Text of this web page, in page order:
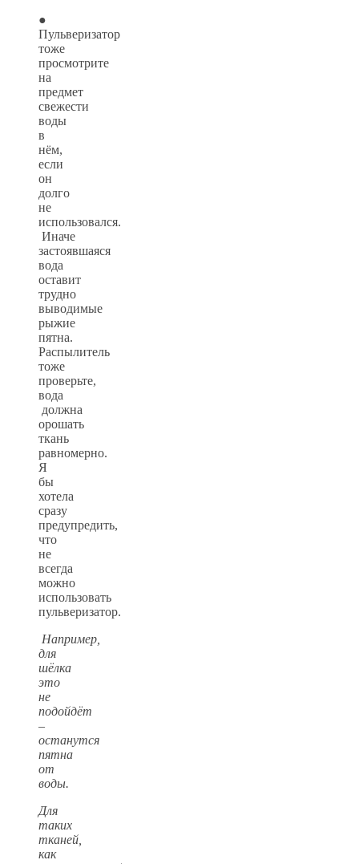
●
Пульверизатор
тоже
просмотрите
на
предмет
свежести
воды
в
нём,
если
он
долго
не
использовался.
Иначе
застоявшаяся
вода
оставит
трудно
выводимые
рыжие
пятна.
Распылитель
тоже
проверьте,
вода
должна
орошать
ткань
равномерно.
Я
бы
хотела
сразу
предупредить,
что
не
всегда
можно
использовать
пульверизатор.
Например,
для
шёлка
это
не
подойдёт
–
останутся
пятна
от
воды.
Для
таких
тканей,
как